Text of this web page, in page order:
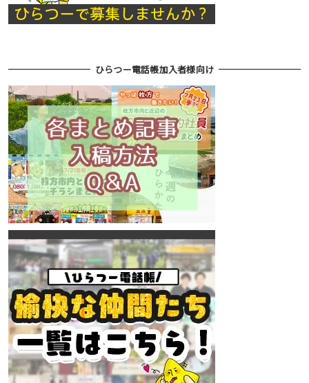
ひらつー電話帳加入者様向け